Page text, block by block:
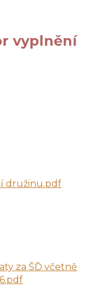
vyplnění
družinu.pdf
za ŠĎ včetně